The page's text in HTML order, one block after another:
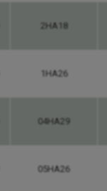
2HA18
1HA26
04HA29
05HA26